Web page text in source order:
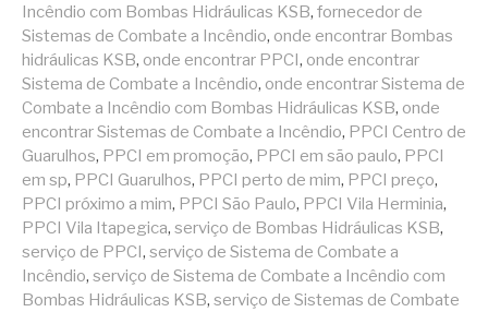
Incêndio com Bombas Hidráulicas KSB, fornecedor de
Sistemas de Combate a Incêndio, onde encontrar Bombas
hidráulicas KSB, onde encontrar PPCI , onde encontrar
Sistema de Combate a Incêndio, onde encontrar Sistema de
Combate a Incêndio com Bombas Hidráulicas KSB, onde
encontrar Sistemas de Combate a Incêndio, PPCI Centro de
Guarulhos, PPCI em promoção, PPCI em são paulo, PPCI
em sp, PPCI Guarulhos, PPCI perto de mim, PPCI preço,
PPCI próximo a mim, PPCI São Paulo, PPCI Vila Herminia,
PPCI Vila Itapegica, serviço de Bombas Hidráulicas KSB,
serviço de PPCI , serviço de Sistema de Combate a
Incêndio, serviço de Sistema de Combate a Incêndio com
Bombas Hidráulicas KSB, serviço de Sistemas de Combate